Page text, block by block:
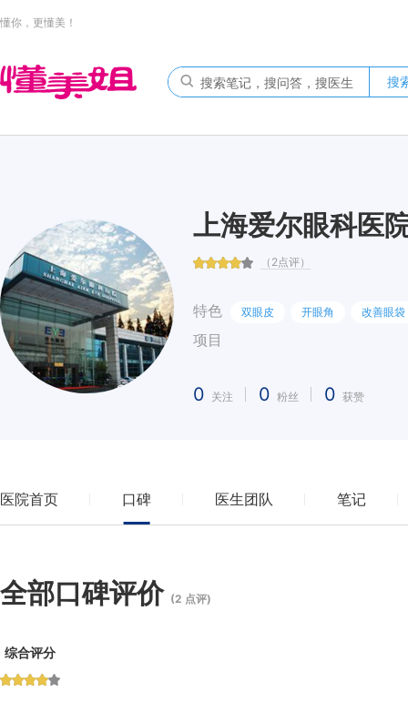
懂你，更懂美！
搜
上海爱尔眼科医
（2点评）
特色
项目
双眼皮 开眼角 改善眼袋
0 关注 0 粉丝 0 获赞
医院首页 口碑 医生团队 笔记
全部口碑评价 (2 点评)
综合评分